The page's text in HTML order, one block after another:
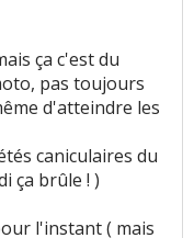
12 n'aiment pas
ça c'est du
pas toujours
d'atteindre les
caniculaires du
ça brûle ! )
l'instant ( mais